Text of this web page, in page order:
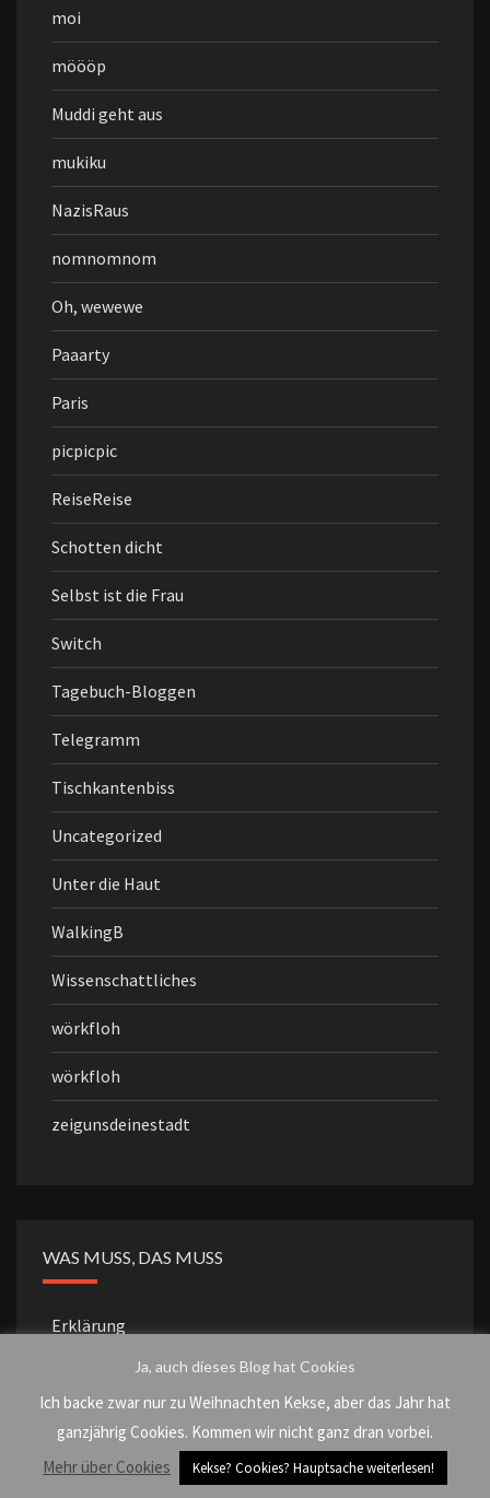
moi
möööp
Muddi geht aus
mukiku
NazisRaus
nomnomnom
Oh, wewewe
Paaarty
Paris
picpicpic
ReiseReise
Schotten dicht
Selbst ist die Frau
Switch
Tagebuch-Bloggen
Telegramm
Tischkantenbiss
Uncategorized
Unter die Haut
WalkingB
Wissenschattliches
wörkfloh
wörkfloh
zeigunsdeinestadt
WAS MUSS, DAS MUSS
Erklärung
Impressum
Datenschutzerklärung
Ja, auch dieses Blog hat Cookies
Ich backe zwar nur zu Weihnachten Kekse, aber das Jahr hat
ganzjährig Cookies. Kommen wir nicht ganz dran vorbei.
Mehr über Cookies
Kekse? Cookies? Hauptsache weiterlesen!